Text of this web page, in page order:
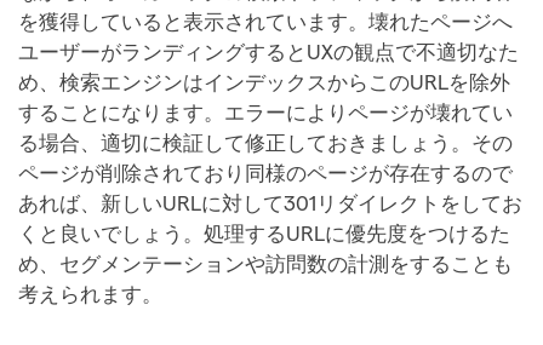
を獲得していると表示されています。壊れたページへ
ユーザーがランディングするとUXの観点で不適切なた
め、検索エンジンはインデックスからこのURLを除外
することになります。エラーによりページが壊れてい
る場合、適切に検証して修正しておきましょう。その
ページが削除されており同様のページが存在するので
あれば、新しいURLに対して301リダイレクトをしてお
くと良いでしょう。処理するURLに優先度をつけるた
め、セグメンテーションや訪問数の計測をすることも
考えられます。